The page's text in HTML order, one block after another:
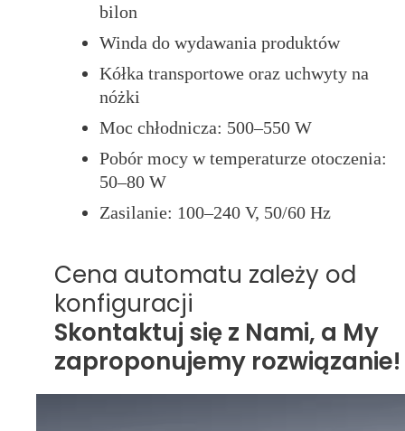
bilon
Winda do wydawania produktów
Kółka transportowe oraz uchwyty na
nóżki
Moc chłodnicza: 500–550 W
Pobór mocy w temperaturze otoczenia:
50–80 W
Zasilanie: 100–240 V, 50/60 Hz
Cena automatu zależy od
konfiguracji
Skontaktuj się z Nami, a My
zaproponujemy rozwiązanie!